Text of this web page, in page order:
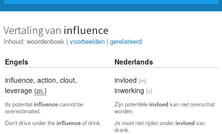
Vertaling van influence
Inhoud: woordenboek | voorbeelden | gerelateerd
Engels
Nederlands
influence, action, clout,
leverage {zn.}
invloed [m]
inwerking [v]
Its potentialinfluencecannot be
overestimated.
Zijn potentiëleinvloed kan niet overschat
worden.
Don't drive under theinfluenceof drink. Je moet niet rijden onderinvloed van
drank.